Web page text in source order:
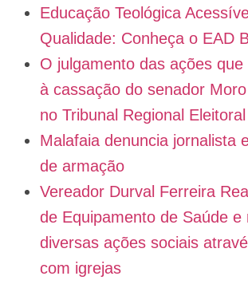
Educação Teológica
Qualidade: Conheça o EAD
O julgamento das ações
à cassação do senador
no Tribunal Regional
Malafaia denuncia jornalista
de armação
Vereador Durval Ferreira
de Equipamento de Saúde e
diversas ações sociais
com igrejas